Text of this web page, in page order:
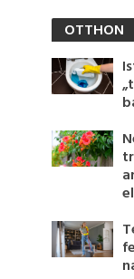
OTTHON